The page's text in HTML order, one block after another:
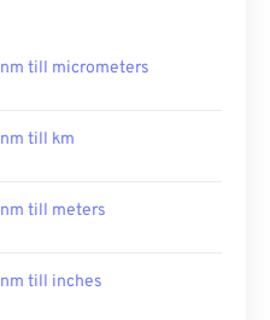
nm till micrometers
nm till km
nm till meters
nm till inches